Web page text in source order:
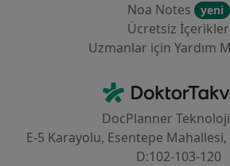
Noa Notes
yeni
Ücretsiz İçerikler
Uzmanlar için Yardım
DocPlanner Teknoloji
E-5 Karayolu, Esentepe
D:102-103-120